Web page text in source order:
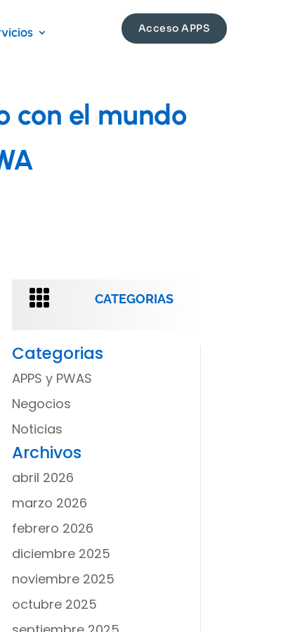
Acceso APPS
con el mundo
 CATEGORIAS
Categorias
APPS y PWAS
Negocios
Noticias
Archivos
abril 2026
marzo 2026
febrero 2026
diciembre 2025
noviembre 2025
octubre 2025